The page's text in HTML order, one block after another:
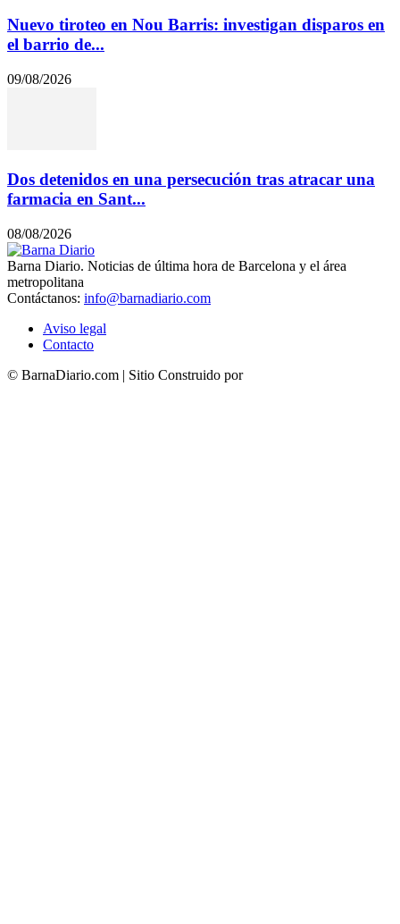
Nuevo tiroteo en Nou Barris: investigan disparos en
el barrio de...
09/08/2026
Dos detenidos en una persecución tras atracar una
farmacia en Sant...
08/08/2026
Barna Diario. Noticias de última hora de Barcelona y el área
metropolitana
Contáctanos: info@barnadiario.com
Aviso legal
Contacto
© BarnaDiario.com | Sitio Construido por